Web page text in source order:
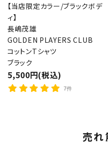
【当店限定カラー/ブラックボデ
ィ】
長嶋茂雄
GOLDEN PLAYERS CLUB
コットンTシャツ
ブラック
5,500円(税込)
7件
売れ